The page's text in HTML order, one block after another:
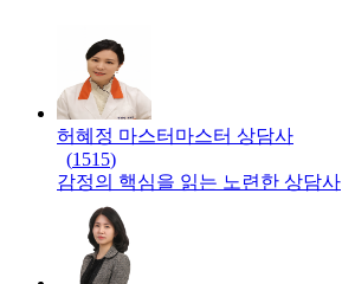
허혜정 마스터 마스터 상담사
(1515)
감정의 핵심을 읽는 노련한 상담사